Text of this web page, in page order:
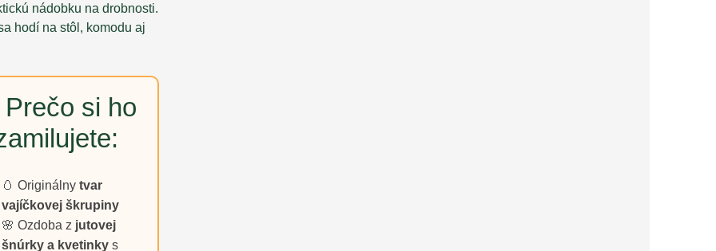
nádobku na drobnosti.
hodí na stôl, komodu aj
Prečo si ho
🥚 Originálny tvar
vajíčkovej škrupiny
🌸 Ozdoba z jutovej
šnúrky a kvetinky s